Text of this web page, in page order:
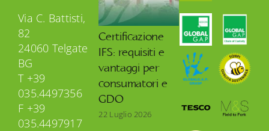
Via C. Battisti,
82
24060 Telgate
BG
T +39
035.4497356
F +39
035.4497917
Certificazione
IFS: requisiti e
vantaggi per
consumatori e
GDO
22 Luglio 2026